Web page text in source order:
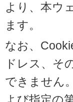
より、本ウ
ます。
なお、
ドレス、そ
できません